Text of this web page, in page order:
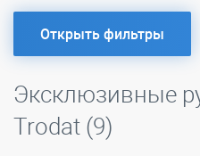
Открыть фильтры
Эксклюзивные
Trodat (9)